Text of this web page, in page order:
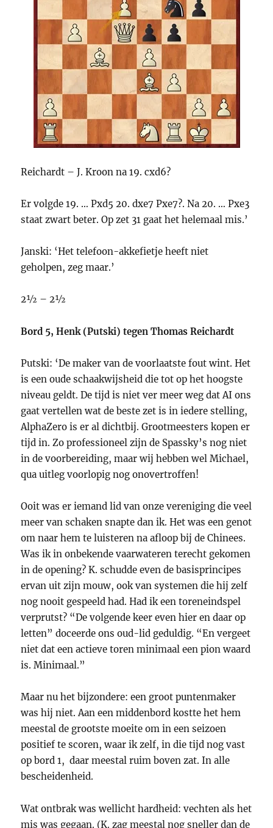
Reichardt – J. Kroon na 19. cxd6?
Er volgde 19. … Pxd5 20. dxe7 Pxe7?. Na 20. … Pxe3
staat zwart beter. Op zet 31 gaat het helemaal mis.’
Janski: ‘Het telefoon-akkefietje heeft niet
geholpen, zeg maar.’
2½ – 2½
Bord 5, Henk (Putski) tegen Thomas Reichardt
Putski: ‘De maker van de voorlaatste fout wint. Het
is een oude schaakwijsheid die tot op het hoogste
niveau geldt. De tijd is niet ver meer weg dat AI ons
gaat vertellen wat de beste zet is in iedere stelling,
AlphaZero is er al dichtbij. Grootmeesters kopen er
tijd in. Zo professioneel zijn de Spassky’s nog niet
in de voorbereiding, maar wij hebben wel Michael,
qua uitleg voorlopig nog onovertroffen!
Ooit was er iemand lid van onze vereniging die veel
meer van schaken snapte dan ik. Het was een genot
om naar hem te luisteren na afloop bij de Chinees.
Was ik in onbekende vaarwateren terecht gekomen
in de opening? K. schudde even de basisprincipes
ervan uit zijn mouw, ook van systemen die hij zelf
nog nooit gespeeld had. Had ik een toreneindspel
verprutst? “De volgende keer even hier en daar op
letten” doceerde ons oud-lid geduldig. “En vergeet
niet dat een actieve toren minimaal een pion waard
is. Minimaal.”
Maar nu het bijzondere: een groot puntenmaker
was hij niet. Aan een middenbord kostte het hem
meestal de grootste moeite om in een seizoen
positief te scoren, waar ik zelf, in die tijd nog vast
op bord 1, daar meestal ruim boven zat. In alle
bescheidenheid.
Wat ontbrak was wellicht hardheid: vechten als het
mis was gegaan. (K. zag meestal nog sneller dan de